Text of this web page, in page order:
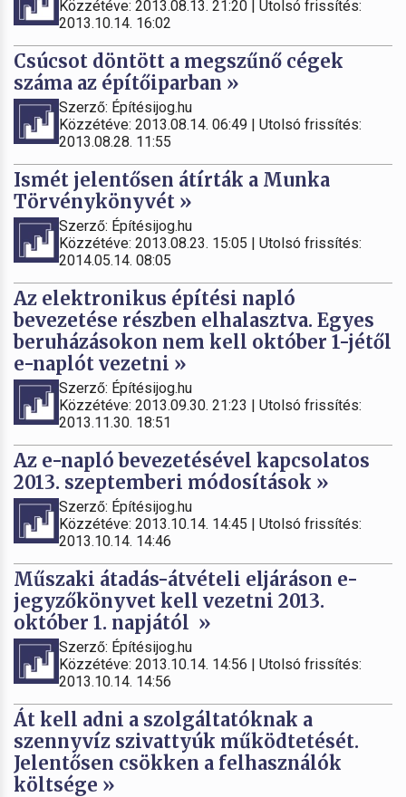
Közzétéve: 2013.08.13. 21:20 | Utolsó frissítés:
2013.10.14. 16:02
Csúcsot döntött a megszűnő cégek
száma az építőiparban »
Szerző: Építésijog.hu
Közzétéve: 2013.08.14. 06:49 | Utolsó frissítés:
2013.08.28. 11:55
Ismét jelentősen átírták a Munka
Törvénykönyvét »
Szerző: Építésijog.hu
Közzétéve: 2013.08.23. 15:05 | Utolsó frissítés:
2014.05.14. 08:05
Az elektronikus építési napló
bevezetése részben elhalasztva. Egyes
beruházásokon nem kell október 1-jétől
e-naplót vezetni »
Szerző: Építésijog.hu
Közzétéve: 2013.09.30. 21:23 | Utolsó frissítés:
2013.11.30. 18:51
Az e-napló bevezetésével kapcsolatos
2013. szeptemberi módosítások »
Szerző: Építésijog.hu
Közzétéve: 2013.10.14. 14:45 | Utolsó frissítés:
2013.10.14. 14:46
Műszaki átadás-átvételi eljáráson e-
jegyzőkönyvet kell vezetni 2013.
október 1. napjától »
Szerző: Építésijog.hu
Közzétéve: 2013.10.14. 14:56 | Utolsó frissítés:
2013.10.14. 14:56
Át kell adni a szolgáltatóknak a
szennyvíz szivattyúk működtetését.
Jelentősen csökken a felhasználók
költsége »